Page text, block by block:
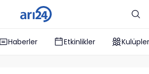
Haberler Etkinlikler Kulüpler